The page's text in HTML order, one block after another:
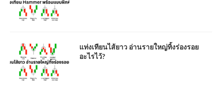
แท่งเทียนไส้ยาว อ่านรายใหญ่ทิ้งร่องรอย
อะไรไว้?